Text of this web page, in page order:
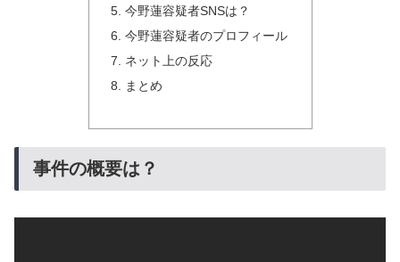
今野蓮容疑者SNSは？
今野蓮容疑者のプロフィール
ネット上の反応
まとめ
事件の概要は？